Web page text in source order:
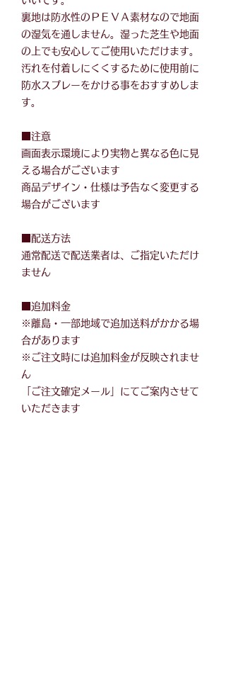
裏地は防水性のＰＥＶＡ素材なので地面
の湿気を通しません。湿った芝生や地面
の上でも安心してご使用いただけます。
汚れを付着しにくくするために使用前に
防水スプレーをかける事をおすすめしま
す。
■注意
画面表示環境により実物と異なる色に見
える場合がございます
商品デザイン・仕様は予告なく変更する
場合がございます
■配送方法
通常配送で配送業者は、ご指定いただけ
ません
■追加料金
※離島・一部地域で追加送料がかかる場
合があります
※ご注文時には追加料金が反映されませ
ん
「ご注文確定メール」にてご案内させて
いただきます